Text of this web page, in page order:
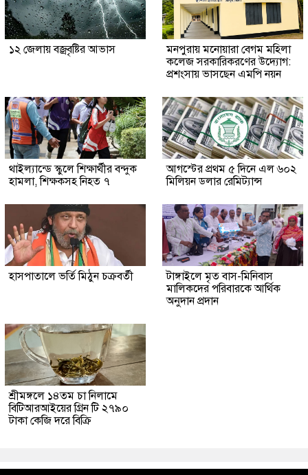
১২ জেলায় বজ্রবৃষ্টির আভাস
মনপুরায় মনোয়ারা বেগম মহিলা
কলেজ সরকারিকরণের উদ্যোগ:
প্রশংসায় ভাসছেন এমপি নয়ন
থাইল্যান্ডে স্কুলে শিক্ষার্থীর বন্দুক
হামলা, শিক্ষকসহ নিহত ৭
আগস্টের প্রথম ৫ দিনে এল ৬০২
মিলিয়ন ডলার রেমিট্যান্স
হাসপাতালে ভর্তি মিঠুন চক্রবর্তী
টাঙ্গাইলে মৃত বাস-মিনিবাস
মালিকদের পরিবারকে আর্থিক
অনুদান প্রদান
শ্রীমঙ্গলে ১৪তম চা নিলামে
বিটিআরআইয়ের গ্রিন টি ২৭৯০
টাকা কেজি দরে বিক্রি